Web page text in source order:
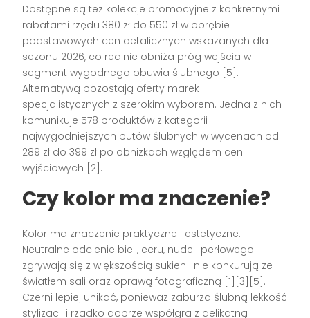
Dostępne są też kolekcje promocyjne z konkretnymi
rabatami rzędu 380 zł do 550 zł w obrębie
podstawowych cen detalicznych wskazanych dla
sezonu 2026, co realnie obniża próg wejścia w
segment wygodnego obuwia ślubnego [5].
Alternatywą pozostają oferty marek
specjalistycznych z szerokim wyborem. Jedna z nich
komunikuje 578 produktów z kategorii
najwygodniejszych butów ślubnych w wycenach od
289 zł do 399 zł po obniżkach względem cen
wyjściowych [2].
Czy kolor ma znaczenie?
Kolor ma znaczenie praktyczne i estetyczne.
Neutralne odcienie bieli, ecru, nude i perłowego
zgrywają się z większością sukien i nie konkurują ze
światłem sali oraz oprawą fotograficzną [1][3][5].
Czerni lepiej unikać, ponieważ zaburza ślubną lekkość
stylizacji i rzadko dobrze współgra z delikatną